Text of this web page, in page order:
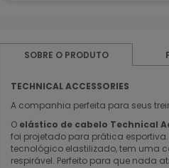
SOBRE O PRODUTO
TECHNICAL ACCESSORIES
A companhia perfeita para seus
O elástico de cabelo Technical
foi projetado para prática
tecnológico elastilizado, tem uma
respirável. Perfeito para que nada